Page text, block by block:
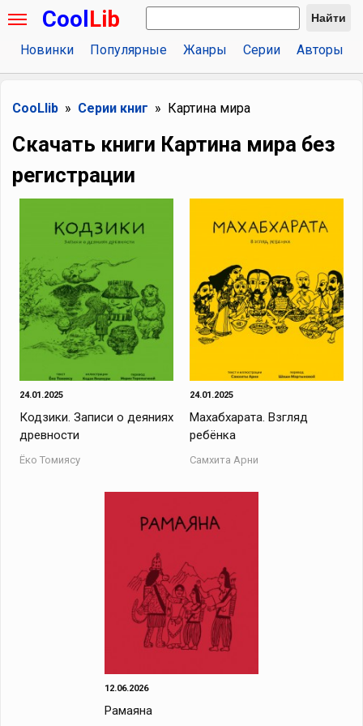
Cool Lib Найти
Новинки Популярные Жанры Серии Авторы
CooLlib Серии книг Картина мира
Скачать книги Картина мира без
регистрации
24.01.2025
Кодзики. Записи о деяниях
древности
Ёко Томиясу
24.01.2025
Махабхарата. Взгляд
ребёнка
Самхита Арни
12.06.2026
Рамаяна